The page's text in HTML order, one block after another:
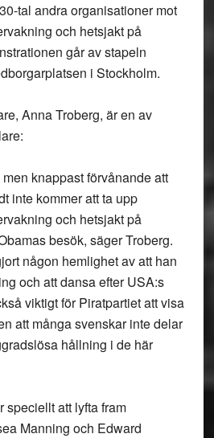
tal andra organisationer mot
och hetsjakt på
går av stapeln
i Stockholm.
Anna Troberg, är en av
knappast förvånande att
inte kommer att ta upp
och hetsjakt på
besök, säger Troberg.
någon hemlighet av att han
och att dansa efter USA:s
viktigt för Piratpartiet att visa
att många svenskar inte delar
hållning i de här
speciellt att lyfta fram
Manning och Edward